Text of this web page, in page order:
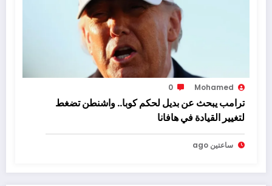
Mohamed
0
ترامب يبحث عن بديل لحكم كوبا.. واشنطن تضغط
لتغيير القيادة في هافانا
ساعتين ago